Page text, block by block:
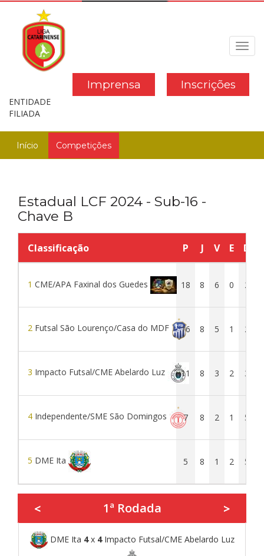
Inscrições
Imprensa
ENTIDADE
FILIADA
Início Competições
Estadual LCF 2024 - Sub-16 -
Chave B
Classificação P J V E D
1 CME/APA Faxinal dos Guedes 18 8 6 0 2
2 Futsal São Lourenço/Casa do MDF 16 8 5 1 2
3 Impacto Futsal/CME Abelardo Luz 11 8 3 2 3
4 Independente/SME São Domingos 7 8 2 1 5
5 DME Ita 5 8 1 2 5
< 1ª Rodada >
DME Ita 4x 4Impacto Futsal/CME Abelardo Luz